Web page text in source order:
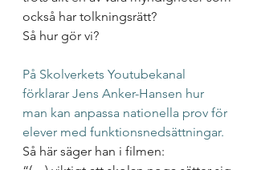
också har tolkningsrätt?
Så hur gör vi?
På Skolverkets Youtubekanal
förklarar Jens Anker-Hansen hur
man kan anpassa nationella prov för
elever med funktionsnedsättningar.
Så här säger han i filmen: